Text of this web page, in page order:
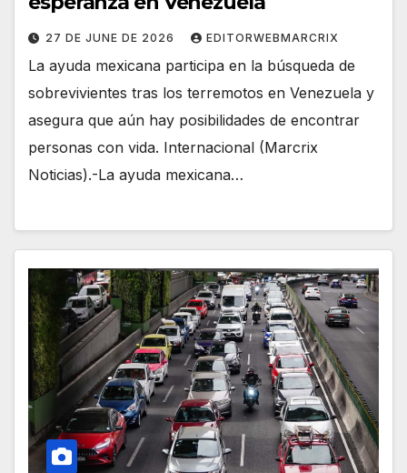
27 DE JUNE DE 2026 EDITORWEBMARCRIX
La ayuda mexicana participa en la búsqueda de
sobrevivientes tras los terremotos en Venezuela y
asegura que aún hay posibilidades de encontrar
personas con vida. Internacional (Marcrix
Noticias).-La ayuda mexicana…